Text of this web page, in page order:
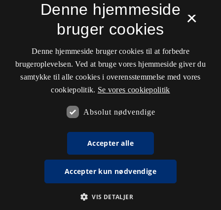
×
Denne hjemmeside
bruger cookies
Denne hjemmeside bruger cookies til at forbedre
brugeroplevelsen. Ved at bruge vores hjemmeside giver du
samtykke til alle cookies i overensstemmelse med vores
cookiepolitik. Se vores cookiepolitik
Absolut nødvendige
Accepter alle
Accepter kun nødvendige
VIS DETALJER